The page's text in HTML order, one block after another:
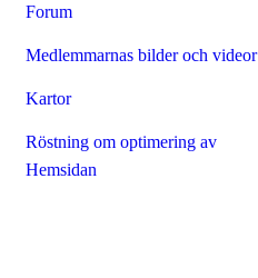
Forum
Medlemmarnas bilder och videor
Kartor
Röstning om optimering av
Hemsidan